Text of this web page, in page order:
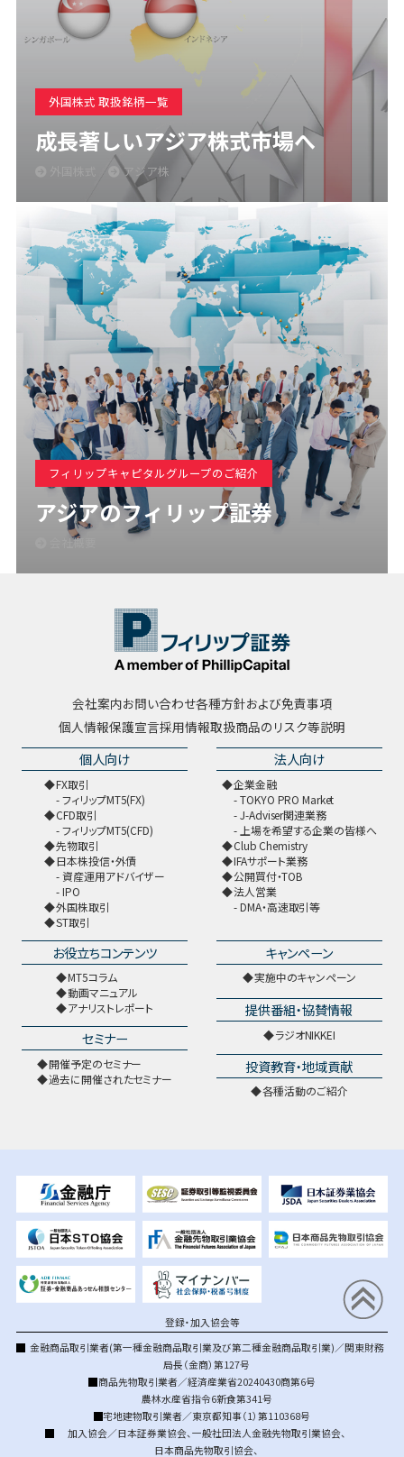
外国株式 取扱銘柄一覧
成長著しいアジア株式市場へ
アジア株
フィリップキャピタルグループのご紹介
アジアのフィリップ証券
会社概要
会社案内お問い合わせ各種方針および免責事項
個人情報保護宣言採用情報取扱商品のリスク等説明
個人向け
FX取引
フィリップMT5(FX)
CFD取引
フィリップMT5(CFD)
先物取引
日本株投信・外債
資産運用アドバイザー
IPO
外国株取引
ST取引
法人向け
企業金融
TOKYO PRO Market
J-Adviser関連業務
上場を希望する企業の皆様へ
Club Chemistry
IFAサポート業務
公開買付・TOB
法人営業
DMA・高速取引等
お役立ちコンテンツ
MT5コラム
動画マニュアル
アナリストレポート
セミナー
開催予定のセミナー
過去に開催されたセミナー
キャンペーン
実施中のキャンペーン
提供番組・協賛情報
ラジオNIKKEI
投資教育・地域貢献
各種活動のご紹介
登録・加入協会等
金融商品取引業者(第一種金融商品取引業及び第二種金融商品取引業)／関東財務
局長（金商）第127号
商品先物取引業者／経済産業省20240430商第6号
農林水産省指令6新食第341号
宅地建物取引業者／東京都知事（1）第110368号
加入協会／日本証券業協会、 一般社団法人金融先物取引業協会、
日本商品先物取引協会、